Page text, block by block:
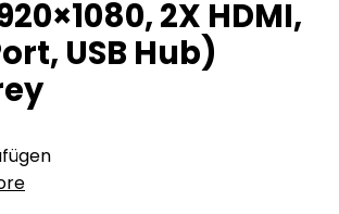
2X HDMI,
USB Hub)